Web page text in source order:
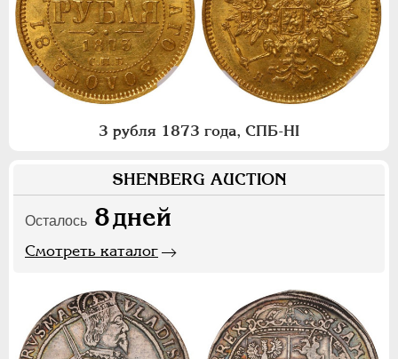
3 рубля 1873 года, СПБ-НI
SHENBERG AUCTION
Осталось 8дней
Смотреть каталог